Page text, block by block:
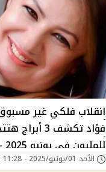
انقلاب فلكي غير
فؤاد تكشف 3
جديدة ومصير مختلف
الأحد 01/يونيو/2025 - 11:28 م